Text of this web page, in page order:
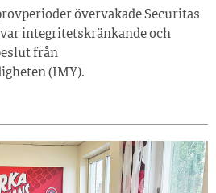
övervakade Securitas
integritetskränkande och
från
(IMY).